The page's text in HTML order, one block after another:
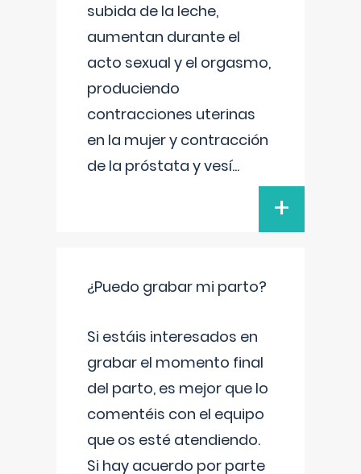
subida de la leche,
aumentan durante el
acto sexual y el orgasmo,
produciendo
contracciones uterinas
en la mujer y contracción
de la próstata y vesí...
+
¿Puedo grabar mi parto?
Si estáis interesados en
grabar el momento final
del parto, es mejor que lo
comentéis con el equipo
que os esté atendiendo.
Si hay acuerdo por parte